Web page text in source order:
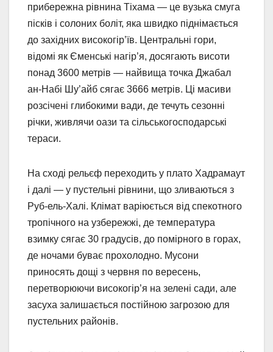
прибережна рівнина Тіхама — це вузька смуга
пісків і солоних боліт, яка швидко піднімається
до західних високогір’їв. Центральні гори,
відомі як Єменські нагір’я, досягають висоти
понад 3600 метрів — найвища точка Джабал
ан-Набі Шу’айб сягає 3666 метрів. Ці масиви
розсічені глибокими вади, де течуть сезонні
річки, живлячи оази та сільськогосподарські
тераси.
На сході рельєф переходить у плато Хадрамаут
і далі — у пустельні рівнини, що зливаються з
Руб-ель-Халі. Клімат варіюється від спекотного
тропічного на узбережжі, де температура
взимку сягає 30 градусів, до помірного в горах,
де ночами буває прохолодно. Мусони
приносять дощі з червня по вересень,
перетворюючи високогір’я на зелені сади, але
засуха залишається постійною загрозою для
пустельних районів.